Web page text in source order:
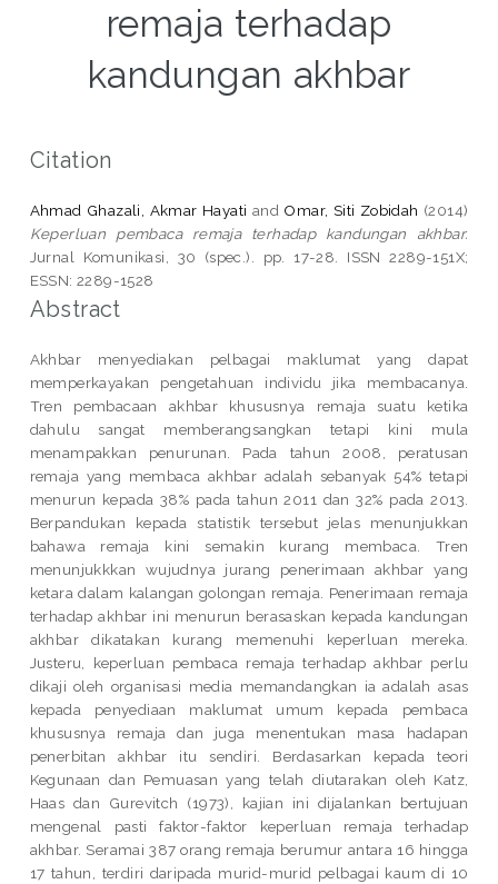
remaja terhadap
kandungan akhbar
Citation
Ahmad Ghazali, Akmar Hayati and Omar, Siti Zobidah (2014)
Keperluan pembaca remaja terhadap kandungan akhbar.
Jurnal Komunikasi, 30 (spec.). pp. 17-28. ISSN 2289-151X;
ESSN: 2289-1528
Abstract
Akhbar menyediakan pelbagai maklumat yang dapat
memperkayakan pengetahuan individu jika membacanya.
Tren pembacaan akhbar khususnya remaja suatu ketika
dahulu sangat memberangsangkan tetapi kini mula
menampakkan penurunan. Pada tahun 2008, peratusan
remaja yang membaca akhbar adalah sebanyak 54% tetapi
menurun kepada 38% pada tahun 2011 dan 32% pada 2013.
Berpandukan kepada statistik tersebut jelas menunjukkan
bahawa remaja kini semakin kurang membaca. Tren
menunjukkkan wujudnya jurang penerimaan akhbar yang
ketara dalam kalangan golongan remaja. Penerimaan remaja
terhadap akhbar ini menurun berasaskan kepada kandungan
akhbar dikatakan kurang memenuhi keperluan mereka.
Justeru, keperluan pembaca remaja terhadap akhbar perlu
dikaji oleh organisasi media memandangkan ia adalah asas
kepada penyediaan maklumat umum kepada pembaca
khususnya remaja dan juga menentukan masa hadapan
penerbitan akhbar itu sendiri. Berdasarkan kepada teori
Kegunaan dan Pemuasan yang telah diutarakan oleh Katz,
Haas dan Gurevitch (1973), kajian ini dijalankan bertujuan
mengenal pasti faktor-faktor keperluan remaja terhadap
akhbar. Seramai 387 orang remaja berumur antara 16 hingga
17 tahun, terdiri daripada murid-murid pelbagai kaum di 10